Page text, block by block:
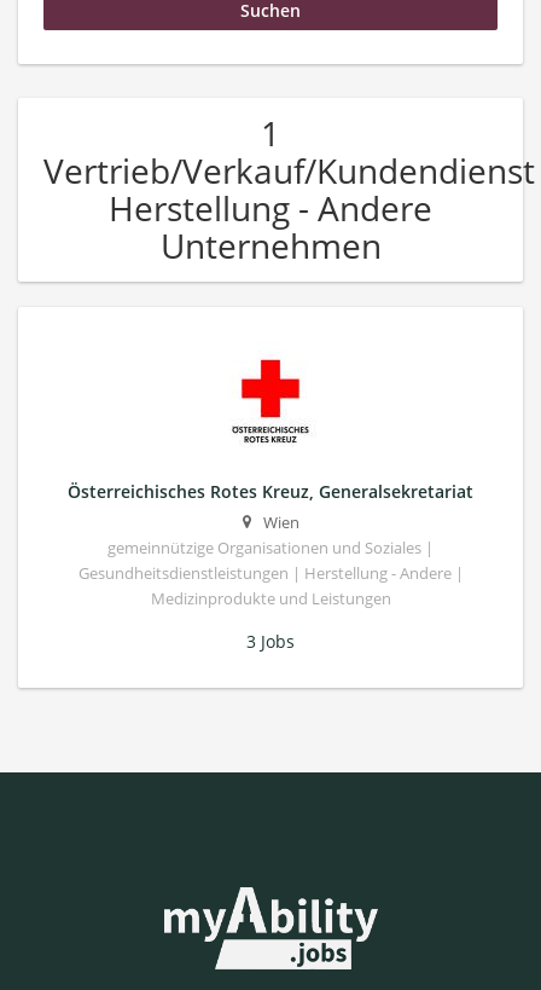
1
Vertrieb/Verkauf/Kundendienst
Herstellung - Andere
Unternehmen
Österreichisches Rotes Kreuz, Generalsekretariat
Wien
gemeinnützige Organisationen und Soziales |
Gesundheitsdienstleistungen | Herstellung - Andere |
Medizinprodukte und Leistungen
3 Jobs